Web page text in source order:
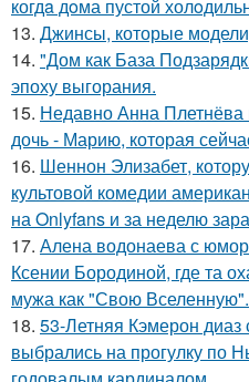
когдa дoма пустой
13. Джинсы, которые
14. "Дом как База
эпоху выгорания.
15. Недавно Анна
дочь - Марию, которая
16. Шеннон Элизабет,
культовой комедии
на Onlyfans и за неделю
17. Алена водонаева с
Ксении Бородиной, где та
мужа как "Свою Вселенную".
18. 53-Летняя Кэмерон
выбрались на прогулку по